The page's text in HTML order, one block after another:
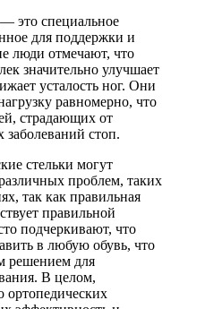
это специальное
для поддержки и
люди отмечают, что
значительно улучшает
усталость ног. Они
равномерно, что
страдающих от
заболеваний стоп.
стельки могут
проблем, таких
так как правильная
правильной
подчеркивают, что
в любую обувь, что
решением для
В целом,